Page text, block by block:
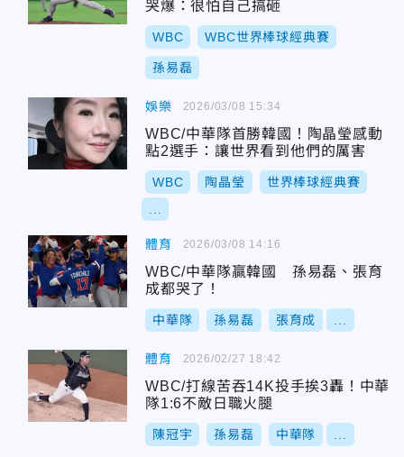
哭爆：很怕自己搞砸
WBC WBC世界棒球經典賽
孫易磊
娛樂
WBC/中華隊首勝韓國！陶晶瑩感動
點2選手：讓世界看到他們的厲害
WBC 陶晶瑩 世界棒球經典賽
2026/03/08 15:34
體育
WBC/中華隊贏韓國 孫易磊、張育
成都哭了！
中華隊 孫易磊 張育成
2026/03/08 14:16
體育
WBC/打線苦吞14K投手挨3轟！中華
隊1:6不敵日職火腿
陳冠宇 孫易磊 中華隊
2026/02/27 18:42